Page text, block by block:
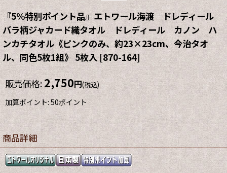
『5%特別ポイント品』エトワール海渡 ドレディール
バラ柄ジャカード織タオル ドレディール カノン ハ
ンカチタオル《ピンクのみ、約23×23cm、今治タオ
ル、同色5枚1組》 5枚入[870-164]
販売価格:2,750円(税込)
加算ポイント: 50ポイント
商品詳細